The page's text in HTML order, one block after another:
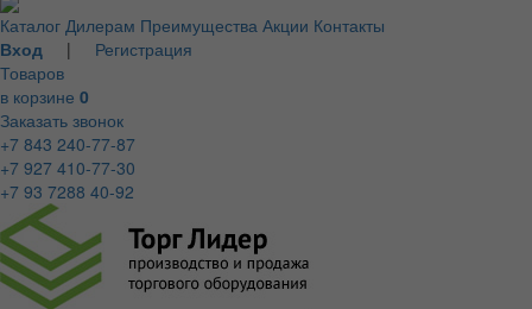
Каталог Дилерам Преимущества Акции Контакты
Вход | Регистрация
Товаров
в корзине 0
Заказать звонок
+7 843 240-77-87
+7 927 410-77-30
+7 93 7288 40-92